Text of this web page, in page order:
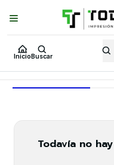
Inicio Buscar
Puedes Elegir: Comprar en
Inicio Todo 3D
Todavía no